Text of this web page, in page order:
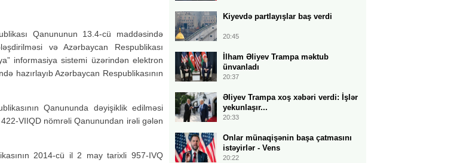
Qanununun 13.4-cü maddəsində
və Azərbaycan Respublikası
informasiya sistemi üzərindən elektron
hazırlayıb Azərbaycan Respublikasının
Qanununda dəyişiklik edilməsi
VIIQD nömrəli Qanunundan irəli gələn
2014-cü il 2 may tarixli 957-IVQ
Kiyevdə partlayışlar baş verdi
20:45
İlham Əliyev Trampa məktub
ünvanladı
20:37
Əliyev Trampa xoş xəbəri verdi: İşlər
yekunlaşır...
20:33
Onlar münaqişənin başa çatmasını
istəyirlər - Vens
20:22